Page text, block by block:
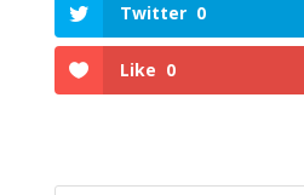
Twitter 0
Like 0